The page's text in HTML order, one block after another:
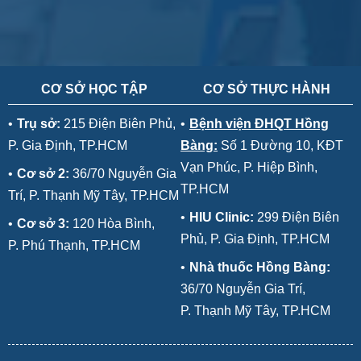
CƠ SỞ HỌC TẬP
• Trụ sở: 215 Điện Biên Phủ,
P. Gia Định, TP.HCM
• Cơ sở 2: 36/70 Nguyễn Gia
Trí, P. Thạnh Mỹ Tây, TP.HCM
• Cơ sở 3: 120 Hòa Bình,
P. Phú Thạnh, TP.HCM
CƠ SỞ THỰC HÀNH
• Bệnh viện ĐHQT Hồng
Bàng: Số 1 Đường 10, KĐT
Vạn Phúc, P. Hiệp Bình,
TP.HCM
• HIU Clinic: 299 Điện Biên
Phủ, P. Gia Định, TP.HCM
• Nhà thuốc Hồng Bàng:
36/70 Nguyễn Gia Trí,
P. Thạnh Mỹ Tây, TP.HCM